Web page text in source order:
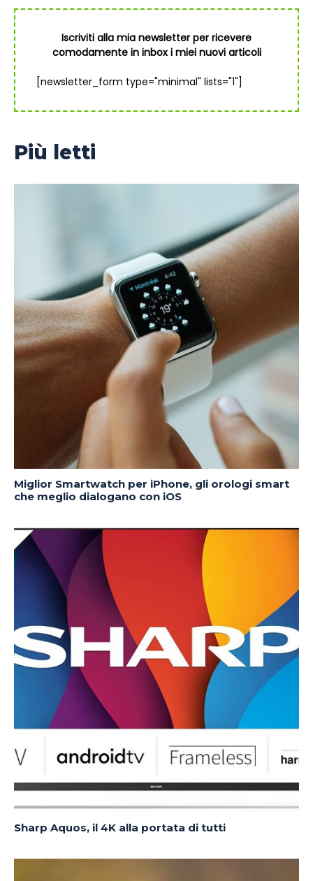
Iscriviti alla mia newsletter per ricevere
comodamente in inbox i miei nuovi articoli
[newsletter_form type="minimal" lists="1"]
Più letti
Miglior Smartwatch per iPhone, gli orologi smart
che meglio dialogano con iOS
Sharp Aquos, il 4K alla portata di tutti